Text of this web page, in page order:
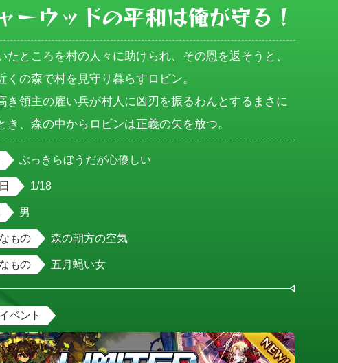
ーウッドの平和は俺が守る！
たところを村の人々に助けられ、その恩を返そうと、
くの森で村を見守り暮らすロビン。
き領主の雇い兵が村人に凶刃を振るわんとするまさに
き、森の中からロビンは正義の矢を放つ。
ぶっきらぼうだが心優しい
1/18
男
もの 森の朝方の空気
もの 五月蝿い女
ベント